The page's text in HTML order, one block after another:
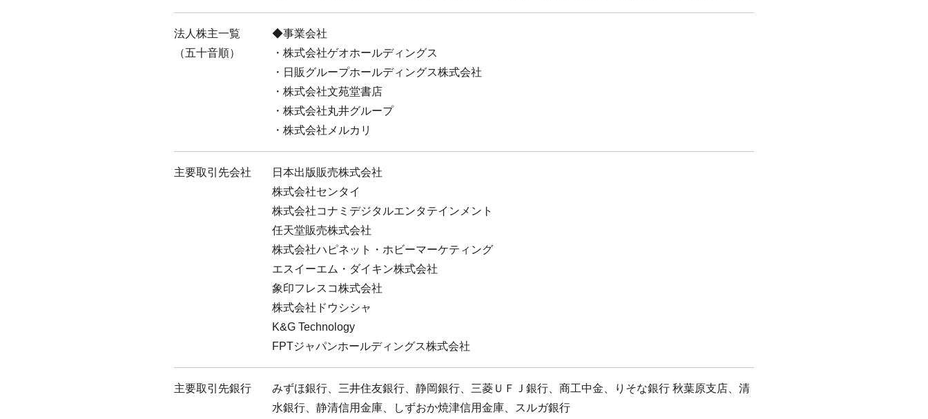
法人株主一覧
（五十音順）
事業会社
株式会社ゲオホールディングス
日販グループホールディングス株式会社
株式会社文苑堂書店
株式会社丸井グループ
株式会社メルカリ
主要取引先会社
日本出版販売株式会社
株式会社センタイ
株式会社コナミデジタルエンタテインメント
任天堂販売株式会社
株式会社ハピネット・ホビーマーケティング
エスイーエム・ダイキン株式会社
象印フレスコ株式会社
株式会社ドウシシャ
K&G Technology
FPTジャパンホールディングス株式会社
主要取引先銀行
みずほ銀行、三井住友銀行、静岡銀行、三菱ＵＦＪ銀行、商工中金、りそな銀行 秋葉原支店、清
水銀行、静清信用金庫、しずおか焼津信用金庫、スルガ銀行